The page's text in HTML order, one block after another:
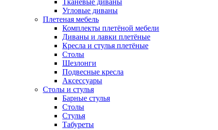
Тканевые диваны
Угловые диваны
Плетеная мебель
Комплекты плетёной мебели
Диваны и лавки плетёные
Кресла и стулья плетёные
Столы
Шезлонги
Подвесные кресла
Аксессуары
Столы и стулья
Барные стулья
Столы
Стулья
Табуреты